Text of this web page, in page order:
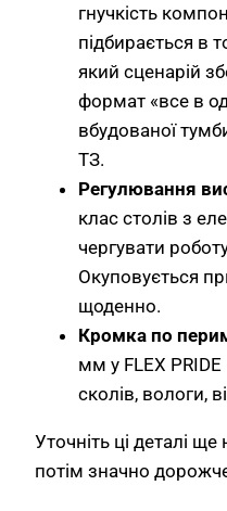
гнучкість
підбирається в
який сценарій
формат «все в
вбудованої
ТЗ.
Регулювання
клас столів з
чергувати
Окуповується
щоденно.
Кромка по
мм у FLEX
сколів, вологи,
Уточніть ці деталі ще
потім значно